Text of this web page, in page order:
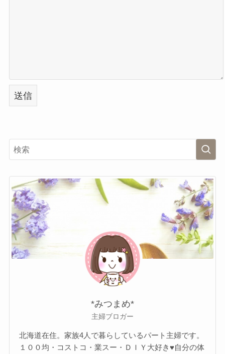
*みつまめ*
主婦ブロガー
北海道在住。家族4人で暮らしているパート主婦です。
１００均・コストコ・業スー・ＤＩＹ大好き♥自分の体